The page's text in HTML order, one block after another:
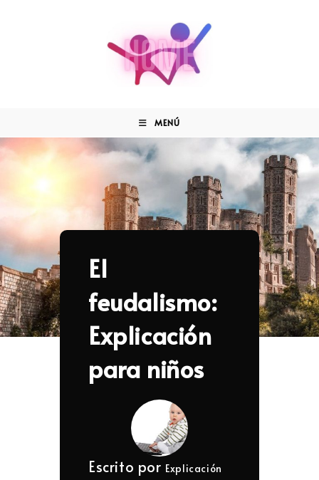
MENÚ
El
feudalismo:
Explicación
para niños
Escrito por Explicación